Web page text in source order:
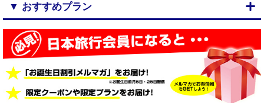
▼ おすすめプラン